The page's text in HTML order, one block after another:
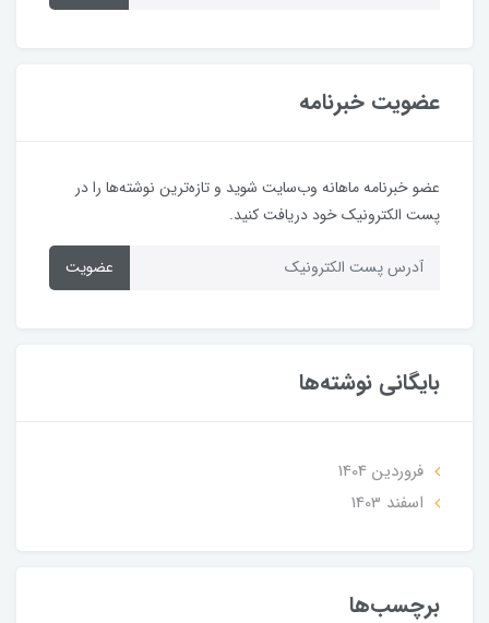
عضویت خبرنامه
عضو خبرنامه ماهانه وب‌سایت شوید و تازه‌ترین نوشته‌ها را در
پست الکترونیک خود دریافت کنید.
عضویت
بایگانی نوشته‌ها
فروردین 1404
اسفند 1403
برچسب‌ها